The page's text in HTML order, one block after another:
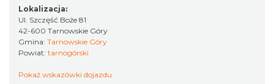
Poland Bachaturo Festiwal
Katowice
Lokalizacja:
Ul. Szczęść Boże 81
42-600 Tarnowskie Góry
Gmina: Tarnowskie Góry
Powiat: tarnogórski
Pokaż wskazówki dojazdu